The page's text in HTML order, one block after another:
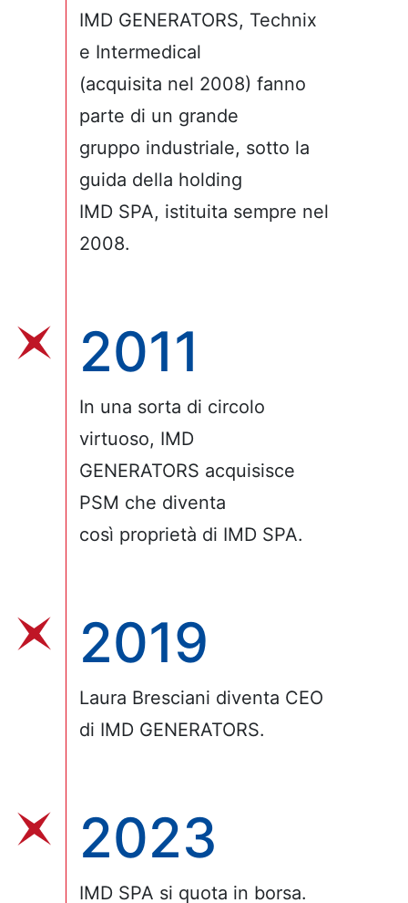
IMD GENERATORS, Technix
e Intermedical
(acquisita nel 2008) fanno
parte di un grande
gruppo industriale, sotto la
guida della holding
IMD SPA, istituita sempre nel
2008.
2011
In una sorta di circolo
virtuoso, IMD
GENERATORS acquisisce
PSM che diventa
così proprietà di IMD SPA.
2019
Laura Bresciani diventa CEO
di IMD GENERATORS.
2023
IMD SPA si quota in borsa.